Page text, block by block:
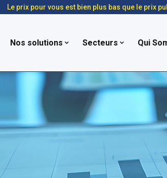
Le prix pour vous est bien plus bas que le prix
Nos solutions Secteurs Qui